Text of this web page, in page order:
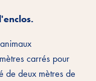
carrés pour
de deux mètres de